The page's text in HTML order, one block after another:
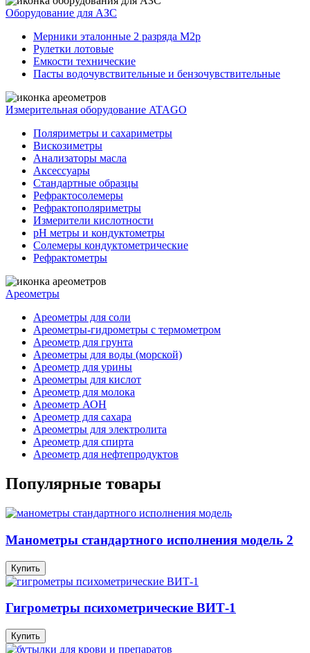
Оборудование для АЗС
Мерники эталонные 2 разряда М2р
Рулетки лотовые
Емкости технические
Пасты водочувствительные и бензочувствительные
Измерительная оборудование ATAGO
Поляриметры и сахариметры
Вискозиметры
Анализаторы масла
Аксессуары
Стандартные образцы
Рефрактосолемеры
Рефрактополяриметры
Измерители кислотности
pH метры и кондуктометры
Солемеры кондуктометрические
Рефрактометры
Ареометры
Ареометры для соли
Ареометры-гидрометры с термометром
Ареометр для грунта
Ареометры для воды (морской)
Ареометр для урины
Ареометры для кислот
Ареометр для молока
Ареометр АОН
Ареометр для сахара
Ареометры для электролита
Ареометр для спирта
Ареометр для нефтепродуктов
Популярные товары
Манометры стандартного исполнения модель 2
Купить
Гигрометры психометрические ВИТ-1
Купить